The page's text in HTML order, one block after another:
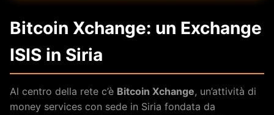
Bitcoin Xchange: un Exchange
ISIS in Siria
Al centro della rete c’è Bitcoin Xchange, un’attività di
money services con sede in Siria fondata da